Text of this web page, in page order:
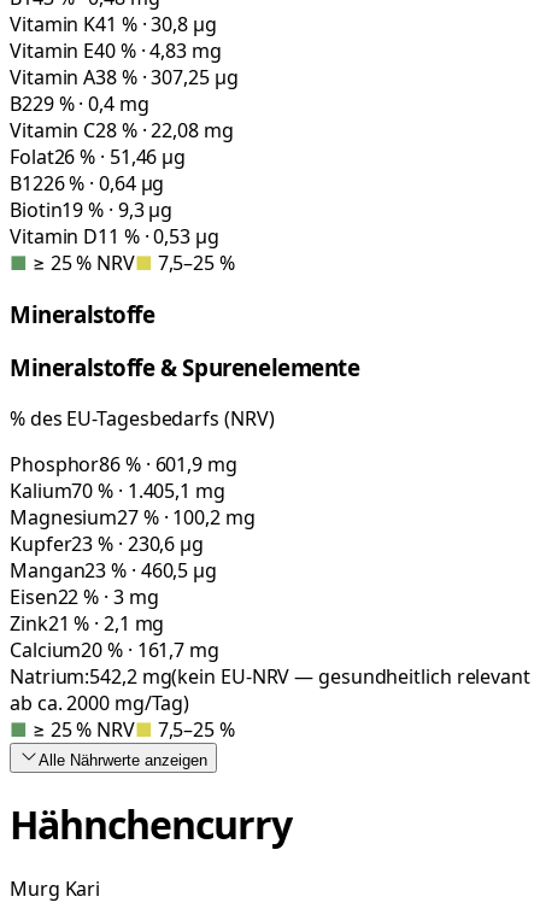
Vitamin K41 % · 30,8 µg
Vitamin E40 % · 4,83 mg
Vitamin A38 % · 307,25 µg
B229 % · 0,4 mg
Vitamin C28 % · 22,08 mg
Folat26 % · 51,46 µg
B1226 % · 0,64 µg
Biotin19 % · 9,3 µg
Vitamin D11 % · 0,53 µg
■ ≥ 25 % NRV■ 7,5–25 %
Mineralstoffe
Mineralstoffe & Spurenelemente
% des EU-Tagesbedarfs (NRV)
Phosphor86 % · 601,9 mg
Kalium70 % · 1.405,1 mg
Magnesium27 % · 100,2 mg
Kupfer23 % · 230,6 µg
Mangan23 % · 460,5 µg
Eisen22 % · 3 mg
Zink21 % · 2,1 mg
Calcium20 % · 161,7 mg
Natrium:542,2mg(kein EU-NRV — gesundheitlich relevant
ab ca. 2000 mg/Tag)
■ ≥ 25 % NRV■ 7,5–25 %
Alle Nährwerte anzeigen
Hähnchencurry
Murg Kari